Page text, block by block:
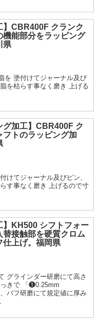
】CBR400F クランク
機能部分をラッピング
県
を 塗付けてジャーナル及び
を枯らす事なく磨き 上げる
グ加工】CBR400F ク
フトのラッピング加
けてジャーナル及びピン、
す事なく磨き 上げるので寸
】KH500 シフトフォー
替接触部を硬質クロム
仕上げ。福岡県
グラインダー研磨にて高さ
きで 「❶0.25mm
バフ研磨にて規定値に厚み